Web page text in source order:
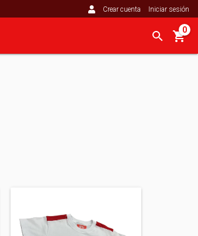
Crear cuenta Iniciar sesión
0